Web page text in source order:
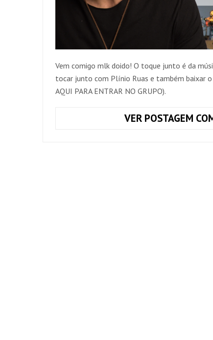
Vem comigo mlk doido! O toque junto é da
tocar junto com Plínio Ruas e também baixar
AQUI PARA ENTRAR NO GRUPO).
VER POSTAGEM